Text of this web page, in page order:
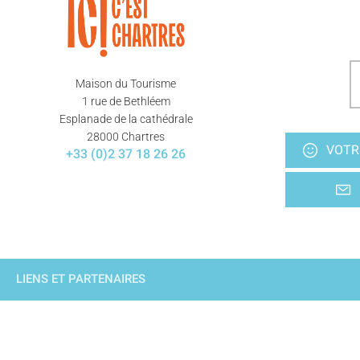
Maison du Tourisme
1 rue de Bethléem
Esplanade de la cathédrale
28000 Chartres
+33 (0)2 37 18 26 26
LIENS ET PARTENAIRES